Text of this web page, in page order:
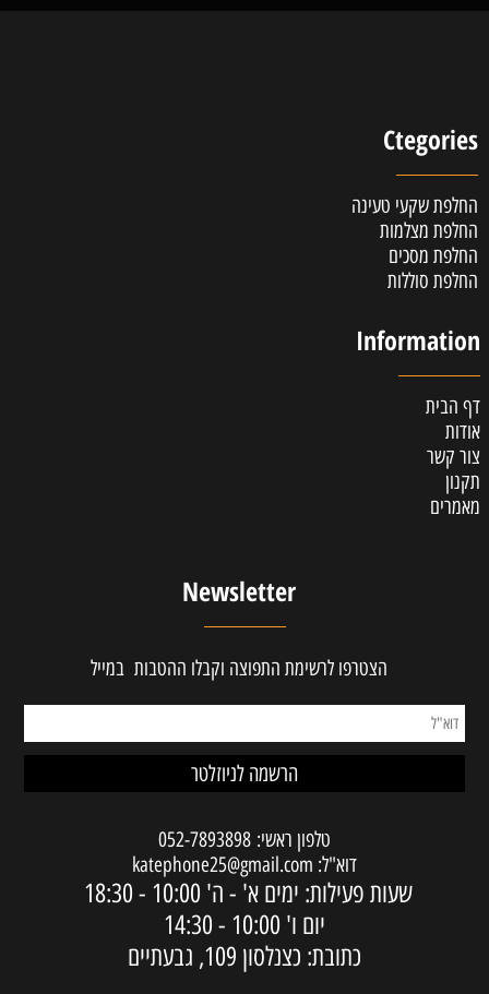
Ctegories
החלפת שקעי טעינה
החלפת מצלמות
החלפת מסכים
החלפת סוללות
Information
דף הבית
אודות
צור קשר
תקנון
מאמרים
Newsletter
הצטרפו לרשימת התפוצה וקבלו ההטבות במייל
טלפון ראשי: 052-7893898
דוא"ל: katephone25@gmail.com
שעות פעילות: ימים א' - ה' 10:00 - 18:30
יום ו' 10:00 - 14:30
כתובת: כצנלסון 109, גבעתיים